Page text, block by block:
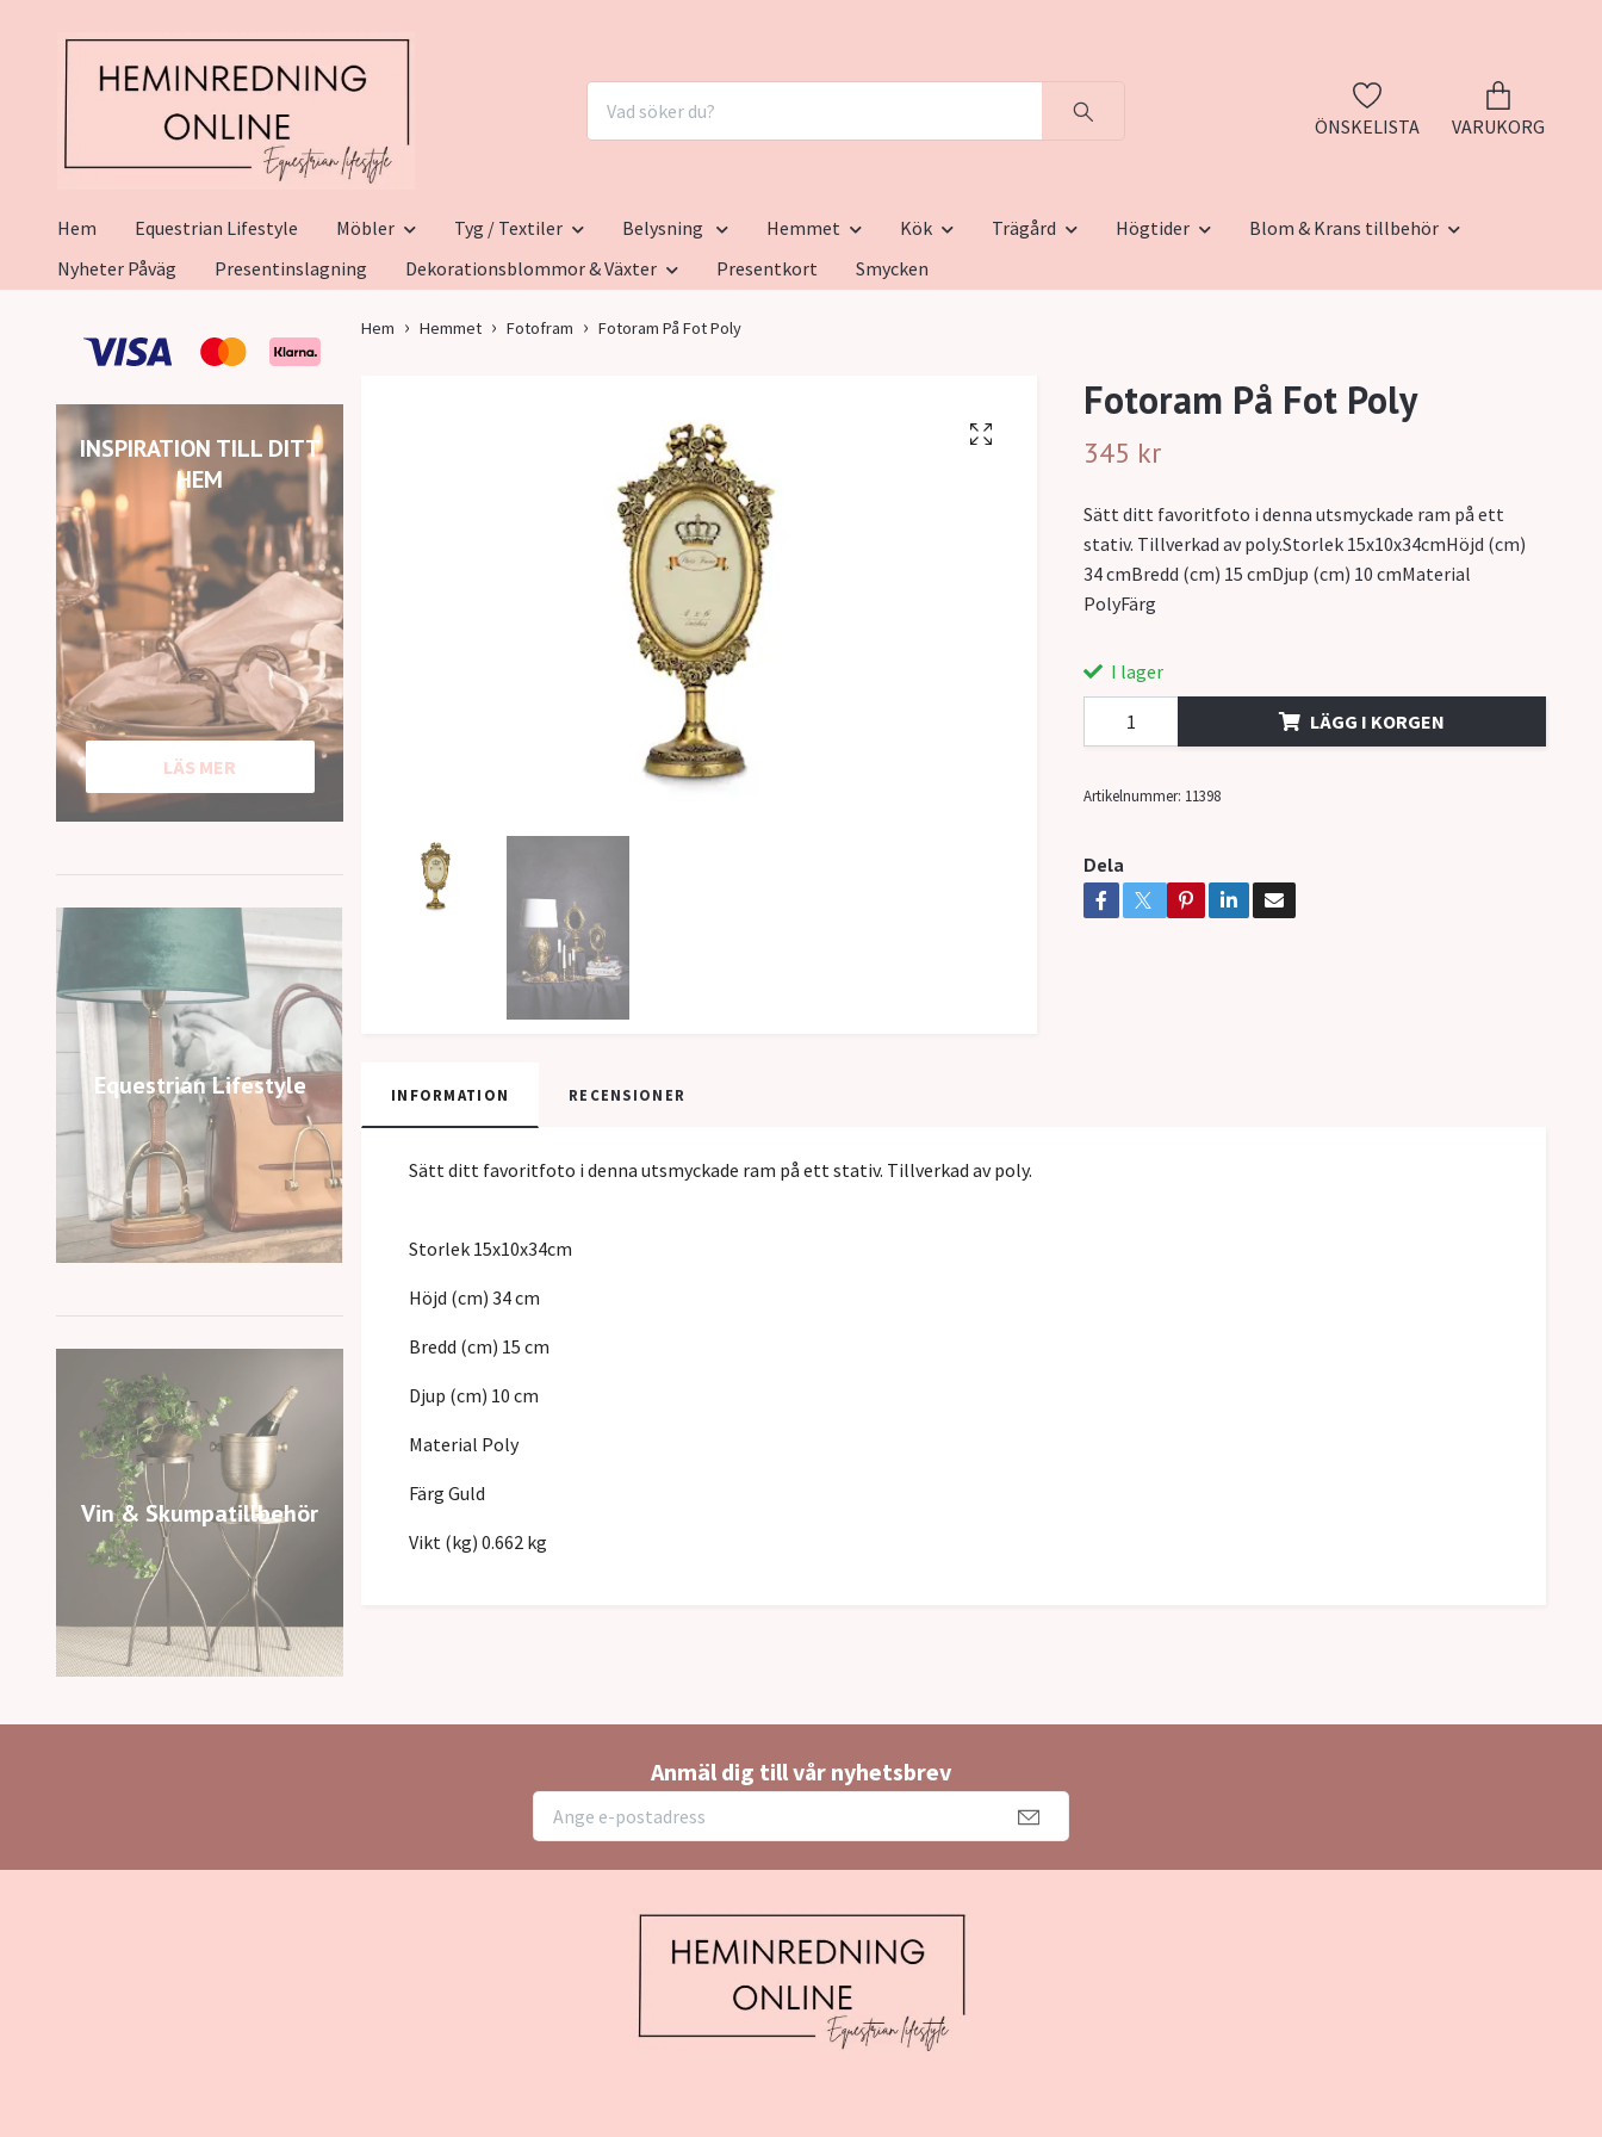
ÖNSKELISTA VARUKORG
Hem Equestrian Lifestyle Möbler Tyg / Textiler Belysning Hemmet Kök Trägård Högtider
Blom & Krans tillbehör
Nyheter Påväg
Presentinslagning Dekorationsblommor & Växter Presentkort Smycken
INSPIRATION TILL DITT
HEM
LÄS MER
Equestrian Lifestyle
Vin & Skumpatillbehör
Hem Hemmet Fotofram Fotoram På Fot Poly
Fotoram På Fot Poly
345 kr
Sätt ditt favoritfoto i denna utsmyckade ram på ett
stativ. Tillverkad av poly.Storlek 15x10x34cmHöjd (cm)
34 cmBredd (cm) 15 cmDjup (cm) 10 cmMaterial
PolyFärg
I lager
LÄGG I KORGEN
Artikelnummer: 11398
Dela
INFORMATION RECENSIONER
Sätt ditt favoritfoto i denna utsmyckade ram på ett stativ. Tillverkad av poly.
Storlek 15x10x34cm
Höjd (cm) 34 cm
Bredd (cm) 15 cm
Djup (cm) 10 cm
Material Poly
Färg Guld
Vikt (kg) 0.662 kg
Anmäl dig till vår nyhetsbrev